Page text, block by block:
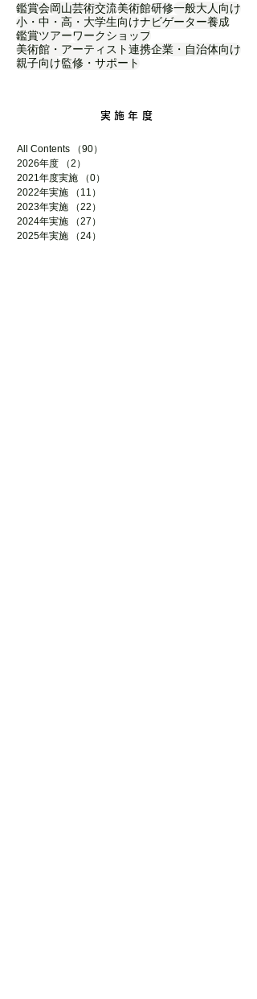
鑑賞会岡山芸術交流美術館研修一般大人向け
小・中・高・大学生向けナビゲーター養成
鑑賞ツアーワークショップ
美術館・アーティスト連携企業・自治体向け
親子向け監修・サポート
実施年度
All Contents （90）
2026年度
（2）
2021年度実施
（0）
2022年実施
（11）
2023年実施
（22）
2024年実施
（27）
2025年実施
（24）